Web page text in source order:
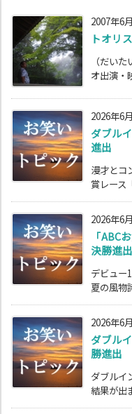
2007年6
トオリ
（だい
オ出演・
2026年6
ダブル
進出
漫才とコ
賞レース
2026年6
「ABC
決勝進出
デビュー
夏の風物
2026年6
ダブル
勝進出
ダブルイ
結果が出